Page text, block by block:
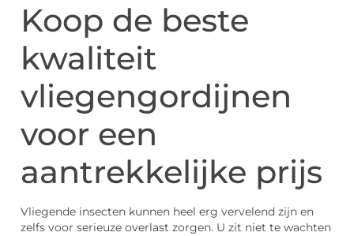
Koop de beste
kwaliteit
vliegengordijnen
voor een
aantrekkelijke prijs
Vliegende insecten kunnen heel erg vervelend zijn en
zelfs voor serieuze overlast zorgen. U zit niet te wachten